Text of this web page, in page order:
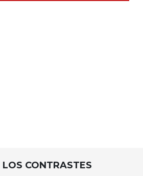
LOS CONTRASTES